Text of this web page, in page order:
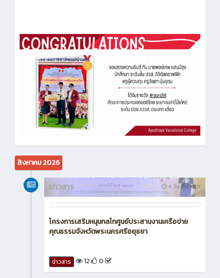
สิงหาคม 2026
4 วัน ที่ผ่านมา
ข่าวสาร
โครงการเสริมหนุนกลไกศูนย์ประสานงานเครือข่าย
คุณธรรมจังหวัดพระนครศรีอยุธยา
ข่าวสาร 12 0